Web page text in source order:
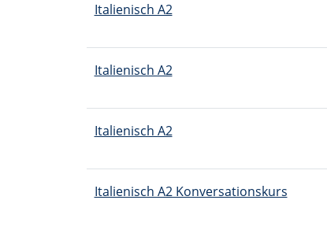
Italienisch A2
Italienisch A2
Italienisch A2
Italienisch A2 Konversationskurs